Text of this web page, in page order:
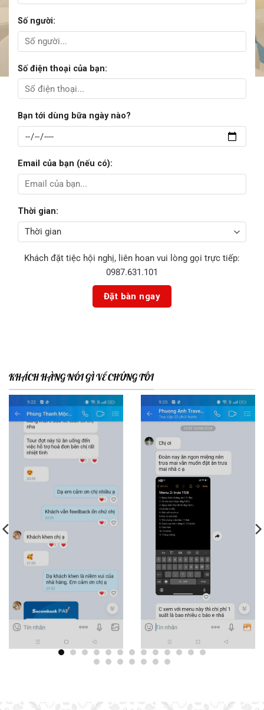
Số người:
Số điện thoại của bạn:
Bạn tới dùng bữa ngày nào?
Email của bạn (nếu có):
Thời gian:
Khách đặt tiệc hội nghị, liên hoan vui lòng gọi trực tiếp:
0987.631.101
KHÁCH HÀNG NÓI GÌ VỀ CHÚNG TÔI